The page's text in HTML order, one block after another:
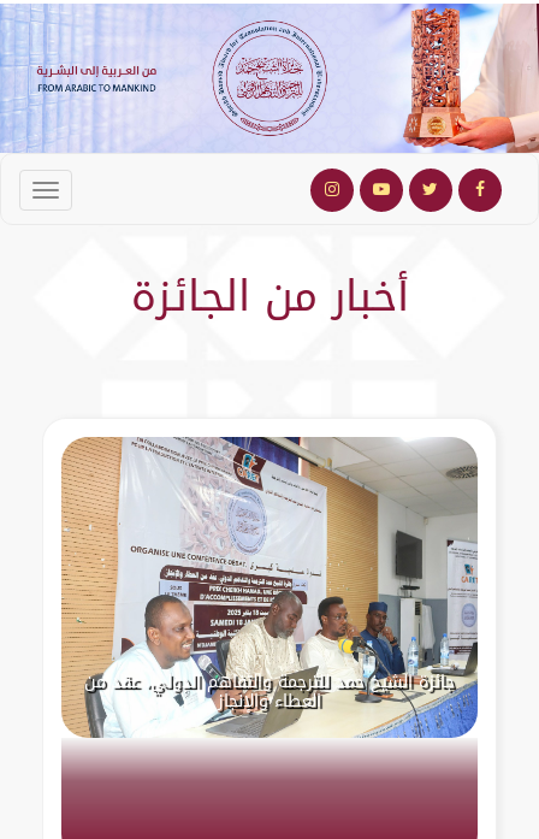
أخبار من الجائزة
جائزة الشيخ حمد للترجمة والتفاهم الدولي، عقد من
العطاء والإنجاز